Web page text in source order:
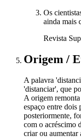
Os
ainda mais
Revista
Origem /
A palavra
'distanciar', que
A origem
espaço entre
posteriormente,
com o acréscimo
criar ou aumentar